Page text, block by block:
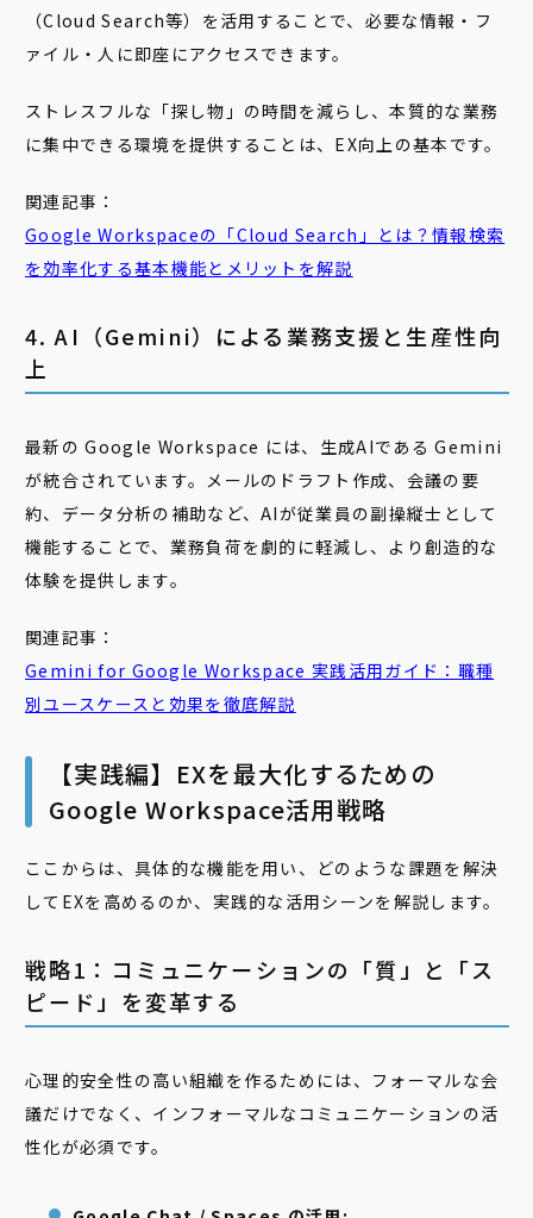
（Cloud Search等）を活用することで、必要な情報・フ
ァイル・人に即座にアクセスできます。
ストレスフルな「探し物」の時間を減らし、本質的な業務
に集中できる環境を提供することは、EX向上の基本です。
関連記事：
Google Workspaceの「Cloud Search」とは？情報検索
を効率化する基本機能とメリットを解説
4. AI（Gemini）による業務支援と生産性向
上
最新の Google Workspace には、生成AIである Gemini
が統合されています。メールのドラフト作成、会議の要
約、データ分析の補助など、AIが従業員の副操縦士として
機能することで、業務負荷を劇的に軽減し、より創造的な
体験を提供します。
関連記事：
Gemini for Google Workspace 実践活用ガイド：職種
別ユースケースと効果を徹底解説
【実践編】EXを最大化するための
Google Workspace活用戦略
ここからは、具体的な機能を用い、どのような課題を解決
してEXを高めるのか、実践的な活用シーンを解説します。
戦略1：コミュニケーションの「質」と「ス
ピード」を変革する
心理的安全性の高い組織を作るためには、フォーマルな会
議だけでなく、インフォーマルなコミュニケーションの活
性化が必須です。